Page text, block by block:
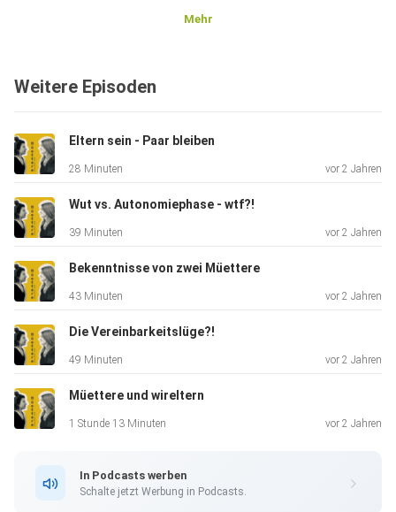
Mehr
Weitere Episoden
Eltern sein - Paar bleiben
28 Minuten vor 2 Jahren
Wut vs. Autonomiephase - wtf?!
39 Minuten vor 2 Jahren
Bekenntnisse von zwei Müettere
43 Minuten vor 2 Jahren
Die Vereinbarkeitslüge?!
49 Minuten vor 2 Jahren
Müettere und wireltern
1 Stunde 13 Minuten vor 2 Jahren
In Podcasts werben
Schalte jetzt Werbung in Podcasts.